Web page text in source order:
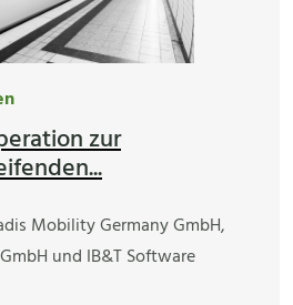
zur
Mobility Germany GmbH,
und IB&T Software